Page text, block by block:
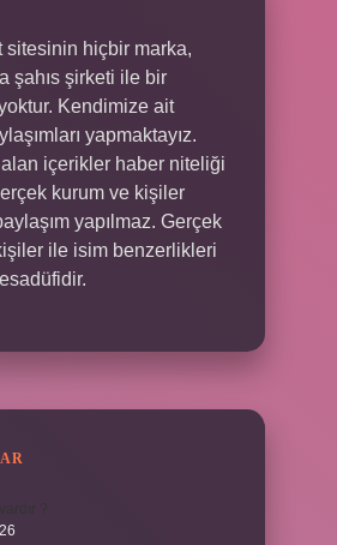
sitesinin hiçbir marka,
şahıs şirketi ile bir
yoktur. Kendimize ait
yapmaktayız.
içerikler haber niteliği
kurum ve kişiler
yapılmaz. Gerçek
ile isim benzerlikleri